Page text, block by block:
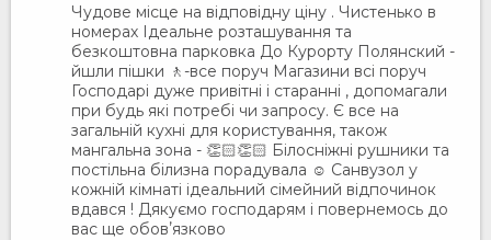
Чудове місце на відповідну ціну . Чистенько в
номерах Ідеальне розташування та
безкоштовна парковка До Курорту Полянский -
йшли пішки 🚶-все поруч Магазини всі поруч
Господарі дуже привітні і старанні , допомагали
при будь які потребі чи запросу. Є все на
загальній кухні для користування, також
мангальна зона - 👏🏻👏🏻 Білосніжні рушники та
постільна білизна порадувала ☺️ Санвузол у
кожній кімнаті ідеальний сімейний відпочинок
вдався ! Дякуємо господарям і повернемось до
вас ще обовʼязково